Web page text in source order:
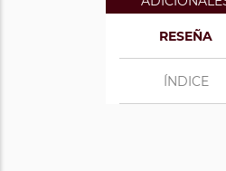
RESEÑA
ÍNDICE